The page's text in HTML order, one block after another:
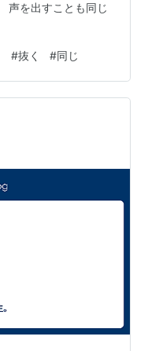
声を出すことも同じ
#抜く #同じ